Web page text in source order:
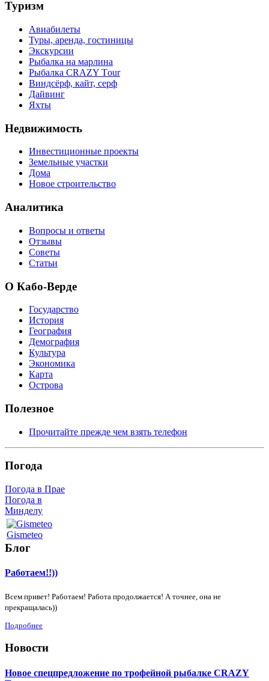
Туризм
Авиабилеты
Туры, аренда, гостиницы
Экскурсии
Рыбалка на марлина
Рыбалка CRAZY Тour
Виндсёрф, кайт, серф
Дайвинг
Яхты
Недвижимость
Инвестиционные проекты
Земельные участки
Дома
Новое строительство
Аналитика
Вопросы и ответы
Отзывы
Советы
Статьи
О Кабо-Верде
Государство
История
География
Демография
Культура
Экономика
Карта
Острова
Полезное
Прочитайте прежде чем взять телефон
Погода
Погода в Прае
Погода в
Минделу
Gismeteo
Блог
Работаем!!))
Всем привет! Работаем! Работа продолжается! А точнее, она не
прекращалась))
Подробнее
Новости
Новое спецпредложение по трофейной рыбалке CRAZY